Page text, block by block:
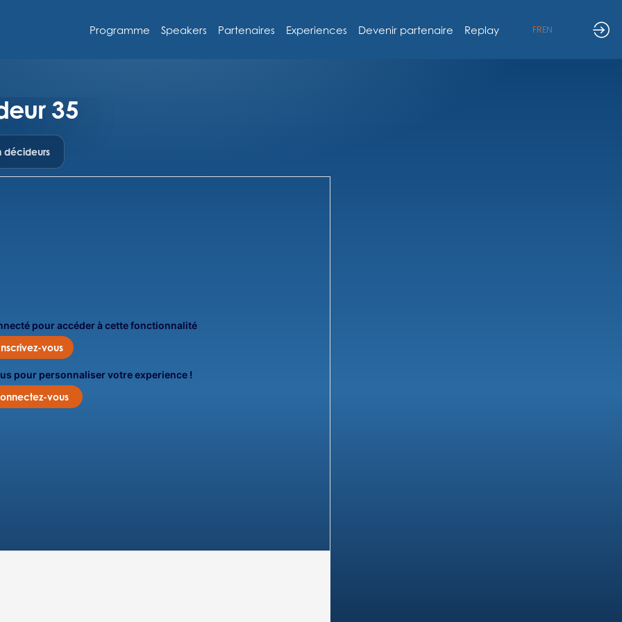
Programme Speakers Partenaires Experiences Devenir partenaire Replay FREN
35
décideurs
pour accéder à cette fonctionnalité
vous
pour personnaliser votre experience !
vous